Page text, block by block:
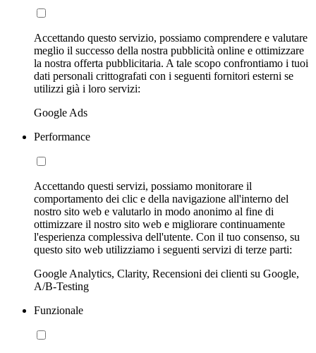
Accettando questo servizio, possiamo comprendere e valutare
meglio il successo della nostra pubblicità online e ottimizzare
la nostra offerta pubblicitaria. A tale scopo confrontiamo i tuoi
dati personali crittografati con i seguenti fornitori esterni se
utilizzi già i loro servizi:
Google Ads
Performance
Accettando questi servizi, possiamo monitorare il
comportamento dei clic e della navigazione all'interno del
nostro sito web e valutarlo in modo anonimo al fine di
ottimizzare il nostro sito web e migliorare continuamente
l'esperienza complessiva dell'utente. Con il tuo consenso, su
questo sito web utilizziamo i seguenti servizi di terze parti:
Google Analytics, Clarity, Recensioni dei clienti su Google,
A/B-Testing
Funzionale